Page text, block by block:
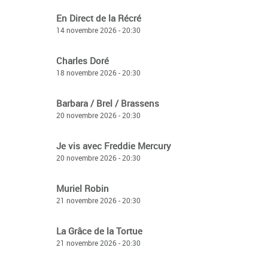
En Direct de la Récré
14 novembre 2026 - 20:30
Charles Doré
18 novembre 2026 - 20:30
Barbara / Brel / Brassens
20 novembre 2026 - 20:30
Je vis avec Freddie Mercury
20 novembre 2026 - 20:30
Muriel Robin
21 novembre 2026 - 20:30
La Grâce de la Tortue
21 novembre 2026 - 20:30